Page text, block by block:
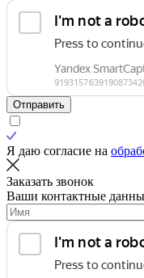
Отправить
Я даю согласие на
Заказать звонок
Ваши контактные